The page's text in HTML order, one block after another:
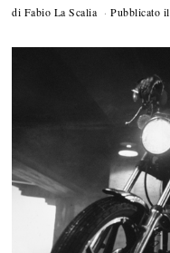
di Fabio La Scalia Pubblicato il